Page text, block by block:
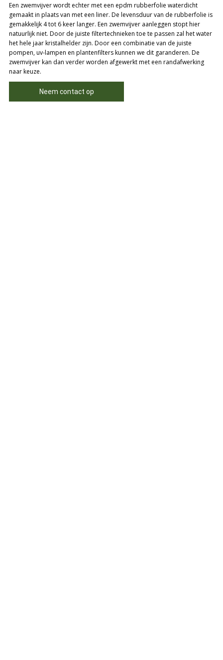
Een zwemvijver wordt echter met een epdm rubberfolie waterdicht
gemaakt in plaats van met een liner. De levensduur van de rubberfolie is
gemakkelijk 4 tot 6 keer langer. Een zwemvijver aanleggen stopt hier
natuurlijk niet. Door de juiste filtertechnieken toe te passen zal het water
het hele jaar kristalhelder zijn. Door een combinatie van de juiste
pompen, uv-lampen en plantenfilters kunnen we dit garanderen. De
zwemvijver kan dan verder worden afgewerkt met een randafwerking
naar keuze.
Neem contact op